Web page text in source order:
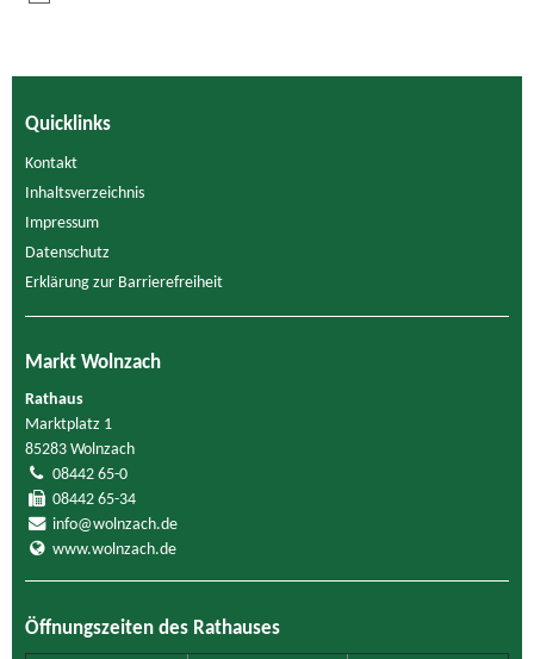
Quicklinks
Kontakt
Inhaltsverzeichnis
Impressum
Datenschutz
Erklärung zur Barrierefreiheit
Markt Wolnzach
Rathaus
Marktplatz 1
85283 Wolnzach
08442 65-0
08442 65-34
info@wolnzach.de
www.wolnzach.de
Öffnungszeiten des Rathauses